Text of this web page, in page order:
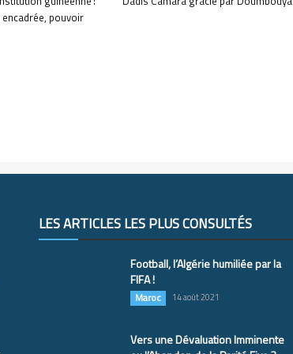
pouvoir
LES ARTICLES LES PLUS CONSULTÉS
Football, l’Algérie humiliée par la
FIFA !
Maroc 14 août 2021
Vers une Dévaluation Imminente